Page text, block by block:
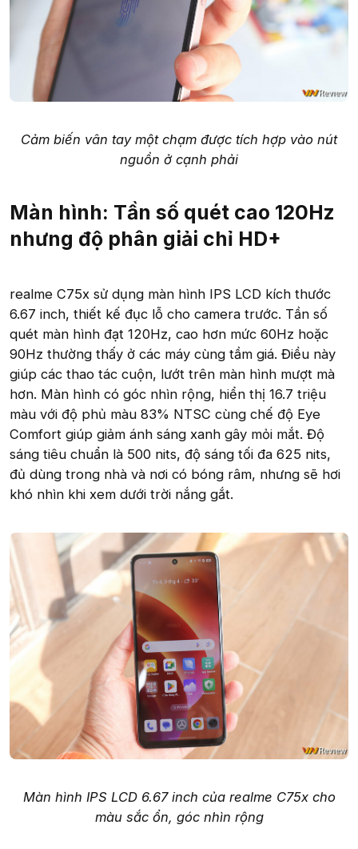
Cảm biến vân tay một chạm được tích hợp vào nút
nguồn ở cạnh phải
Màn hình: Tần số quét cao 120Hz
nhưng độ phân giải chỉ HD+
realme C75x sử dụng màn hình IPS LCD kích thước
6.67 inch, thiết kế đục lỗ cho camera trước. Tần số
quét màn hình đạt 120Hz, cao hơn mức 60Hz hoặc
90Hz thường thấy ở các máy cùng tầm giá. Điều này
giúp các thao tác cuộn, lướt trên màn hình mượt mà
hơn. Màn hình có góc nhìn rộng, hiển thị 16.7 triệu
màu với độ phủ màu 83% NTSC cùng chế độ Eye
Comfort giúp giảm ánh sáng xanh gây mỏi mắt. Độ
sáng tiêu chuẩn là 500 nits, độ sáng tối đa 625 nits,
đủ dùng trong nhà và nơi có bóng râm, nhưng sẽ hơi
khó nhìn khi xem dưới trời nắng gắt.
Màn hình IPS LCD 6.67 inch của realme C75x cho
màu sắc ổn, góc nhìn rộng